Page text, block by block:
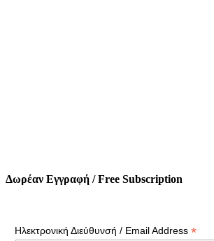
Δωρέαν Εγγραφή / Free Subscription
Ηλεκτρονική Διεύθυνσή / Email Address *